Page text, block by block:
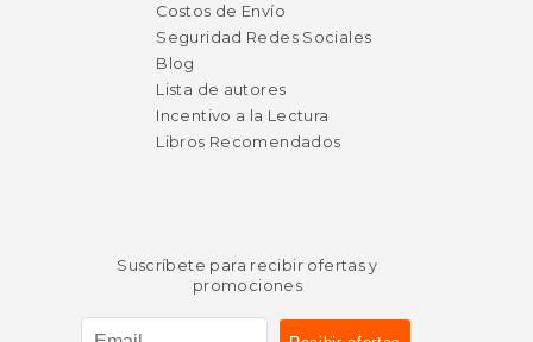
Costos de Envío
Seguridad Redes Sociales
Blog
Lista de autores
Incentivo a la Lectura
Libros Recomendados
Suscríbete para recibir ofertas y
promociones